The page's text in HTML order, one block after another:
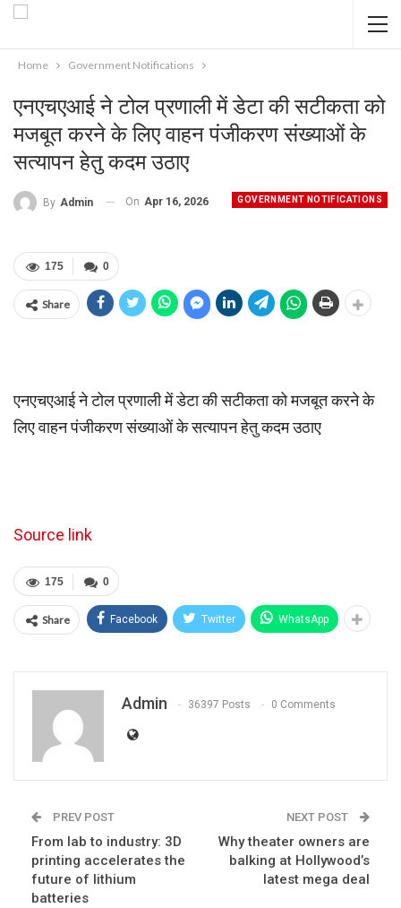
Home Government Notifications
एनएचएआई ने टोल प्रणाली में डेटा की सटीकता को
मजबूत करने के लिए वाहन पंजीकरण संख्याओं के
सत्यापन हेतु कदम उठाए
GOVERNMENT NOTIFICATIONS
By Admin On Apr 16, 2026
0
175
Share
एनएचएआई ने टोल प्रणाली में डेटा की सटीकता को मजबूत करने के
लिए वाहन पंजीकरण संख्याओं के सत्यापन हेतु कदम उठाए
Source link
0
175
Share Facebook Twitter WhatsApp
Admin 36397 Posts 0 Comments
PREV POST
From lab to industry: 3D
printing accelerates the
future of lithium
batteries
NEXT POST
Why theater owners are
balking at Hollywood’s
latest mega deal